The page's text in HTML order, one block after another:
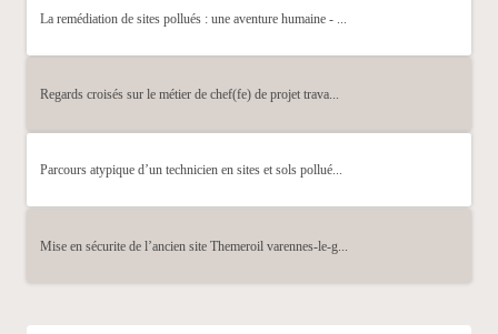
La remédiation de sites pollués : une aventure humaine - ...
Regards croisés sur le métier de chef(fe) de projet trava...
Parcours atypique d’un technicien en sites et sols pollué...
Mise en sécurite de l’ancien site Themeroil varennes-le-g...